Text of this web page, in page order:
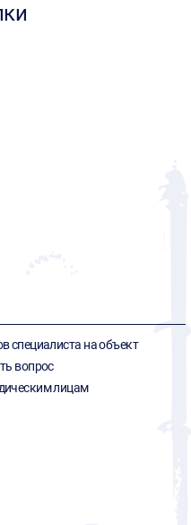
специалиста на объект
вопрос
лицам